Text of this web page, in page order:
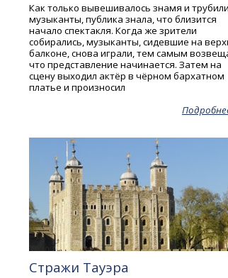
Как только вывешивалось знамя и трубили
музыканты, публика знала, что близится
начало спектакля. Когда же зрители
собирались, музыканты, сидевшие на
балконе, снова играли, тем самым
что представление начинается. Затем на
сцену выходил актёр в чёрном бархатном
платье и произносил
Стражи Тауэра